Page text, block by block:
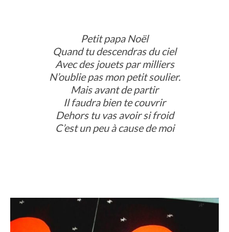
Petit papa Noël
Quand tu descendras du ciel
Avec des jouets par milliers
N’oublie pas mon petit soulier.
Mais avant de partir
Il faudra bien te couvrir
Dehors tu vas avoir si froid
C’est un peu à cause de moi